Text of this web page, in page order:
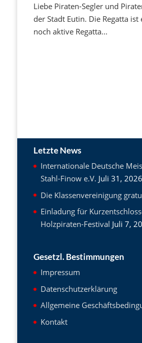
Liebe Piraten-Segler und
der Stadt Eutin. Die Regatta
noch aktive Regatta...
Letzte News
Internationale Deutsche
Stahl-Finow e.V. Juli 31, 2026
Die Klassenvereinigung
Einladung für
Holzpiraten-Festival Juli 7,
Gesetzl. Bestimmungen
Impressum
Datenschutzerklärung
Allgemeine
Kontakt